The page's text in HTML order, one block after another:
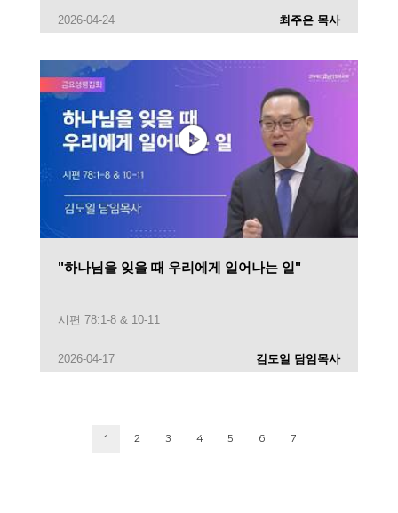
2026-04-24 최주은 목사
"하나님을 잊을 때 우리에게 일어나는 일"
시편 78:1-8 & 10-11
2026-04-17 김도일 담임목사
1 2 3 4 5 6 7